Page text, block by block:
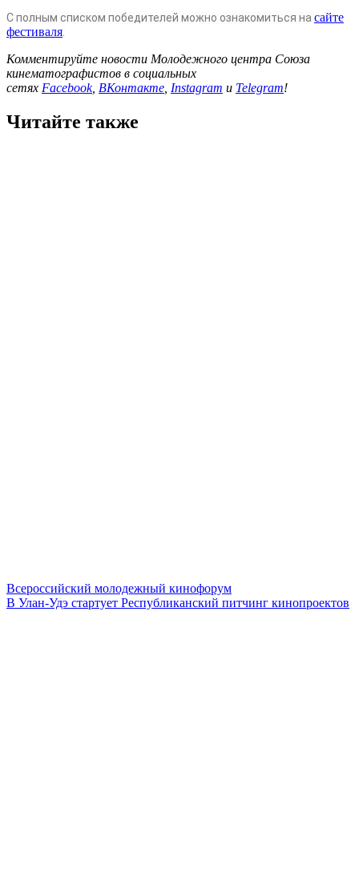
С полным списком победителей можно ознакомиться на сайте
фестиваля
Комментируйте новости Молодежного центра Союза
кинематографистов в социальных
сетях Facebook, ВКонтакте Instagram и Telegram!
Читайте также
Всероссийский молодежный кинофорум
В Улан-Удэ стартует Республиканский питчинг кинопроектов